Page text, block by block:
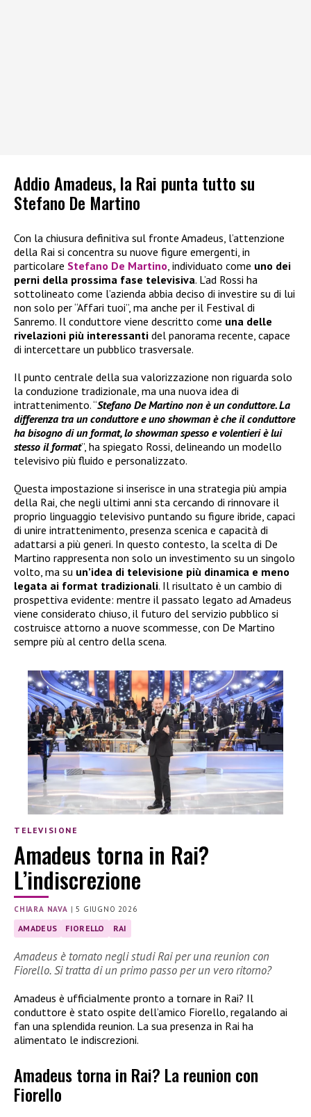
Addio Amadeus, la Rai punta tutto su
Stefano De Martino
Con la chiusura definitiva sul fronte Amadeus, l’attenzione
della Rai si concentra su nuove figure emergenti, in
particolare Stefano De Martino , individuato come uno dei
perni della prossima fase televisiva. L’ad Rossi ha
sottolineato come l’azienda abbia deciso di investire su di lui
non solo per “Affari tuoi”, ma anche per il Festival di
Sanremo. Il conduttore viene descritto come una delle
rivelazioni più interessanti del panorama recente, capace
di intercettare un pubblico trasversale.
Il punto centrale della sua valorizzazione non riguarda solo
la conduzione tradizionale, ma una nuova idea di
intrattenimento. “Stefano De Martino non è un conduttore. La
differenza tra un conduttore e uno showman è che il conduttore
ha bisogno di un format, lo showman spesso e volentieri è lui
stesso il format”, ha spiegato Rossi, delineando un modello
televisivo più fluido e personalizzato.
Questa impostazione si inserisce in una strategia più ampia
della Rai, che negli ultimi anni sta cercando di rinnovare il
proprio linguaggio televisivo puntando su figure ibride, capaci
di unire intrattenimento, presenza scenica e capacità di
adattarsi a più generi. In questo contesto, la scelta di De
Martino rappresenta non solo un investimento su un singolo
volto, ma su un’idea di televisione più dinamica e meno
legata ai format tradizionali. Il risultato è un cambio di
prospettiva evidente: mentre il passato legato ad Amadeus
viene considerato chiuso, il futuro del servizio pubblico si
costruisce attorno a nuove scommesse, con De Martino
sempre più al centro della scena.
TELEVISIONE
Amadeus torna in Rai?
L’indiscrezione
CHIARA NAVA |5 GIUGNO 2026
AMADEUS FIORELLO RAI
Amadeus è tornato negli studi Rai per una reunion con
Fiorello. Si tratta di un primo passo per un vero ritorno?
Amadeus è ufficialmente pronto a tornare in Rai? Il
conduttore è stato ospite dell’amico Fiorello, regalando ai
fan una splendida reunion. La sua presenza in Rai ha
alimentato le indiscrezioni.
Amadeus torna in Rai? La reunion con
Fiorello